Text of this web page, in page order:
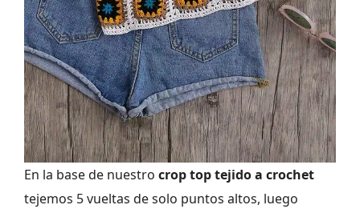
En la base de nuestro crop top tejido a crochet
tejemos 5 vueltas de solo puntos altos, luego